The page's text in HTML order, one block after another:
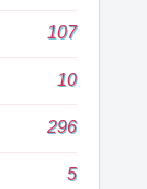
107
10
296
5